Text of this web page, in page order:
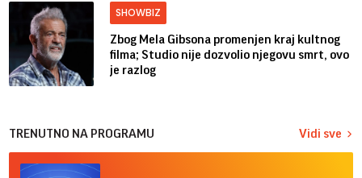
SHOWBIZ
Zbog Mela Gibsona promenjen kraj kultnog
filma; Studio nije dozvolio njegovu smrt, ovo
je razlog
TRENUTNO NA PROGRAMU Vidi sve